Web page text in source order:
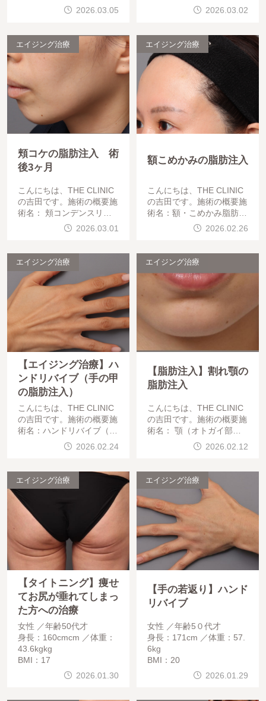
位： 両側頬（ミッドフェ
方法： 静脈麻酔この
2026.03.05
波マイクロニードル）＋脂
目的： 小じわ改善、凹み
改善、
2026.03.02
エイジング治療
頬コケの脂肪注入 術
後3ヶ月
こんにちは、THE CLINIC
の吉田です。施術の概要施
術名： 頬コンデンスリッ
チ脂肪注入注入部位： 両
側頬（ミッドフェイス）目
法： 静脈麻酔この方は
2026.03.01
エイジング治療
額こめかみの脂肪注入
こんにちは、THE CLINIC
の吉田です。施術の概要施
術名：額・こめかみ脂肪注
入吸引部位：二の腕注入部
位：額・こめかみ目的：
2026.02.26
エイジング治療
【エイジング治療】ハ
ンドリバイブ（手の甲
の脂肪注入）
こんにちは、THE CLINIC
の吉田です。施術の概要施
術名：ハンドリバイブ（手
の甲の脂肪注入）目的：加
齢により目立ってきた腱・
しい手元へ改善麻酔方法：
局所麻
2026.02.24
エイジング治療
【脂肪注入】割れ顎の
脂肪注入
こんにちは、THE CLINIC
の吉田です。施術の概要施
術名： 顎（オトガイ部）C
RF脂肪注入＋オトガイ筋
ボトックス吸引部位： 大
イ部（割れ顎
2026.02.12
エイジング治療
【タイトニング】痩せ
てお尻が垂れてしまっ
た方への治療
女性
年齢50代才
身長：160cmcm
体重：
43.6kgkg
BMI：17
2026.01.30
エイジング治療
【手の若返り】ハンド
リバイブ
女性
年齢5０代才
身長：171cm
体重：57.
6kg
BMI：20
2026.01.29